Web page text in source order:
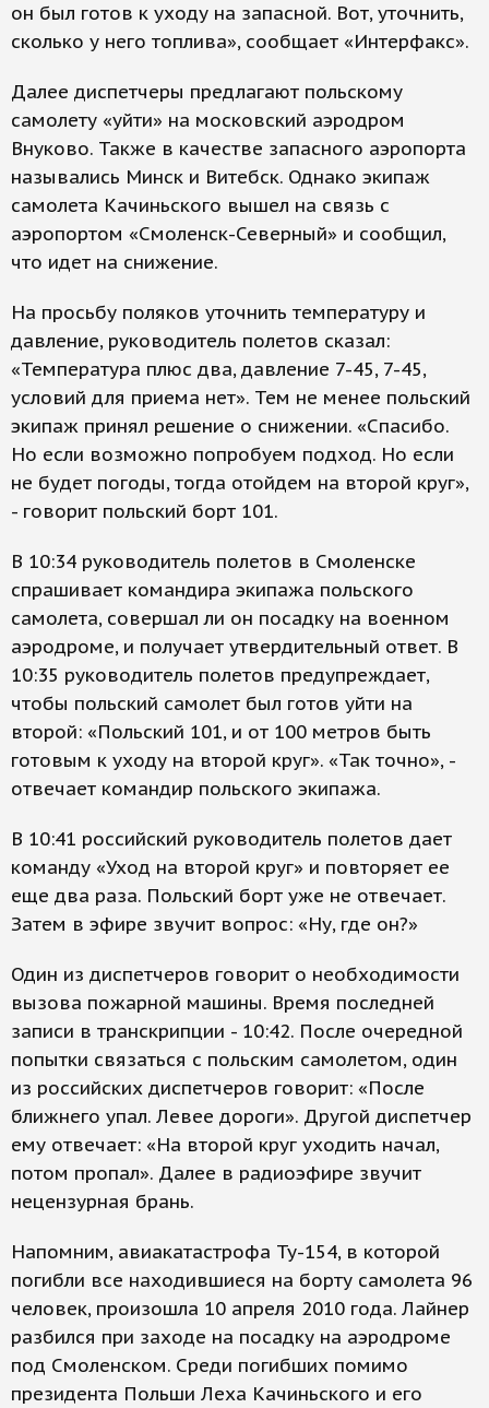
он был готов к уходу на запасной. Вот, уточнить,
сколько у него топлива», сообщает «Интерфакс».
Далее диспетчеры предлагают польскому
самолету «уйти» на московский аэродром
Внуково. Также в качестве запасного аэропорта
назывались Минск и Витебск. Однако экипаж
самолета Качиньского вышел на связь с
аэропортом «Смоленск-Северный» и сообщил,
что идет на снижение.
На просьбу поляков уточнить температуру и
давление, руководитель полетов сказал:
«Температура плюс два, давление 7-45, 7-45,
условий для приема нет». Тем не менее польский
экипаж принял решение о снижении. «Спасибо.
Но если возможно попробуем подход. Но если
не будет погоды, тогда отойдем на второй круг»,
- говорит польский борт 101.
В 10:34 руководитель полетов в Смоленске
спрашивает командира экипажа польского
самолета, совершал ли он посадку на военном
аэродроме, и получает утвердительный ответ. В
10:35 руководитель полетов предупреждает,
чтобы польский самолет был готов уйти на
второй: «Польский 101, и от 100 метров быть
готовым к уходу на второй круг». «Так точно», -
отвечает командир польского экипажа.
В 10:41 российский руководитель полетов дает
команду «Уход на второй круг» и повторяет ее
еще два раза. Польский борт уже не отвечает.
Затем в эфире звучит вопрос: «Ну, где он?»
Один из диспетчеров говорит о необходимости
вызова пожарной машины. Время последней
записи в транскрипции - 10:42. После очередной
попытки связаться с польским самолетом, один
из российских диспетчеров говорит: «После
ближнего упал. Левее дороги». Другой диспетчер
ему отвечает: «На второй круг уходить начал,
потом пропал». Далее в радиоэфире звучит
нецензурная брань.
Напомним, авиакатастрофа Ту-154, в которой
погибли все находившиеся на борту самолета 96
человек, произошла 10 апреля 2010 года. Лайнер
разбился при заходе на посадку на аэродроме
под Смоленском. Среди погибших помимо
президента Польши Леха Качиньского и его